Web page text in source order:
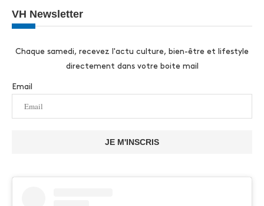
VH Newsletter
Chaque samedi, recevez l'actu culture, bien-être et lifestyle
directement dans votre boite mail
Email
JE M'INSCRIS